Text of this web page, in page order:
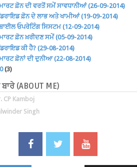
ਫ਼ੋਨ ਦੀ ਵਰਤੋਂ ਸਮੇਂ ਸਾਵਧਾਨੀਆਂ (26-09-2014)
ਫ਼ੋਨ ਦੇ ਲਾਭ ਅਤੇ ਖਾਮੀਆਂ (19-09-2014)
ਓਪਰੇਟਿੰਗ ਸਿਸਟਮ (12-09-2014)
ਫ਼ੋਨ ਖ਼ਰੀਦਣ ਸਮੇਂ (05-09-2014)
ਕੀ ਹੈ? (29-08-2014)
ਫ਼ੋਨਾਂ ਦੀ ਦੁਨੀਆ (22-08-2014)
(3)
(ABOUT ME)
CP Kamboj
Singh